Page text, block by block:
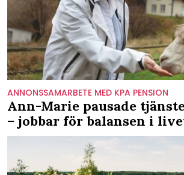
ANNONSSAMARBETE MED KPA PENSION
Ann-Marie pausade
– jobbar för balansen i